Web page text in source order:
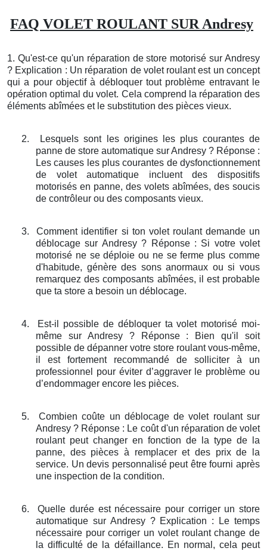
FAQ VOLET ROULANT SUR Andresy
1. Qu'est-ce qu'un réparation de store motorisé sur Andresy
? Explication : Un réparation de volet roulant est un concept
qui a pour objectif à débloquer tout problème entravant le
opération optimal du volet. Cela comprend la réparation des
éléments abîmées et le substitution des pièces vieux.
2.
Lesquels sont les origines les plus courantes de
panne de store automatique sur Andresy ? Réponse :
Les causes les plus courantes de dysfonctionnement
de volet automatique incluent des dispositifs
motorisés en panne, des volets abîmées, des soucis
de contrôleur ou des composants vieux.
3.
Comment identifier si ton volet roulant demande un
déblocage sur Andresy ? Réponse : Si votre volet
motorisé ne se déploie ou ne se ferme plus comme
d'habitude, génère des sons anormaux ou si vous
remarquez des composants abîmées, il est probable
que ta store a besoin un déblocage.
4.
Est-il possible de débloquer ta volet motorisé moi-
même sur Andresy ? Réponse : Bien qu'il soit
possible de dépanner votre store roulant vous-même,
il est fortement recommandé de solliciter à un
professionnel pour éviter d’aggraver le problème ou
d’endommager encore les pièces.
5.
Combien coûte un déblocage de volet roulant sur
Andresy ? Réponse : Le coût d'un réparation de volet
roulant peut changer en fonction de la type de la
panne, des pièces à remplacer et des prix de la
service. Un devis personnalisé peut être fourni après
une inspection de la condition.
6.
Quelle durée est nécessaire pour corriger un store
automatique sur Andresy ? Explication : Le temps
nécessaire pour corriger un volet roulant change de
la difficulté de la défaillance. En normal, cela peut